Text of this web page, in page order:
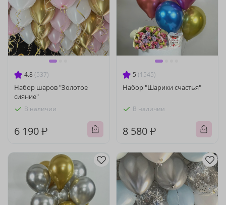
4.8 (537)
Набор шаров "Золотое
сияние"
В наличии
6 190 ₽
5 (1545)
Набор "Шарики счастья"
В наличии
8 580 ₽